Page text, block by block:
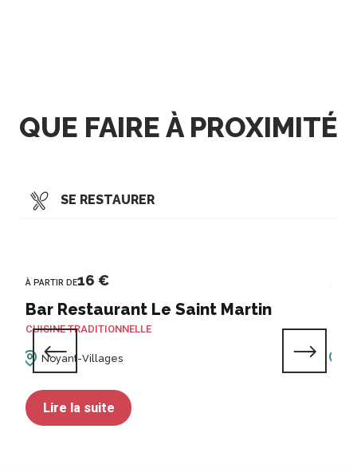
QUE FAIRE À PROXIMITÉ
SE RESTAURER
SITES
À PARTIR DE16 €
Bar Restaurant Le Saint Martin
CUISINE TRADITIONNELLE
Noyant-Villages
Lire la suite